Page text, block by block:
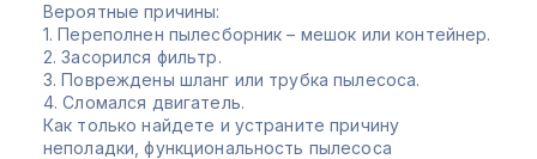
Вероятные причины:
1. Переполнен пылесборник – мешок или контейнер.
2. Засорился фильтр.
3. Повреждены шланг или трубка пылесоса.
4. Сломался двигатель.
Как только найдете и устраните причину
неполадки, функциональность пылесоса